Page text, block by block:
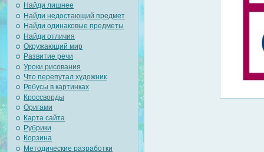
Найди лишнее
Найди недостающий предмет
Найди одинаковые предметы
Найди отличия
Окружающий мир
Развитие речи
Уроки рисования
Что перепутал художник
Ребусы в картинках
Кроссворды
Оригами
Карта сайта
Рубрики
Корзина
Методические разработки